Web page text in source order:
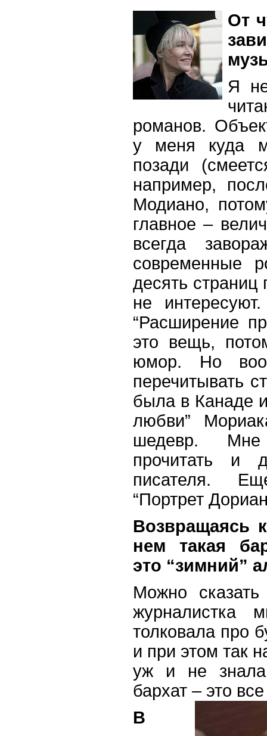
От
Я
романов.
у меня куда
позади
например,
Модиано,
главное –
всегда
современные
десять
не
“Расширение
это вещь,
юмор. Но
перечитывать
была в Канаде
любви”
шедевр. Мне
прочитать и
писателя.
“Портрет
Возвращаясь
нем такая
это “зимний”
Можно
журналистка
толковала про
и при этом так
уж и не
бархат – это
В